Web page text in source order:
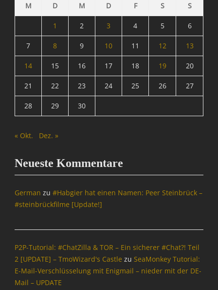
M
D M D F S S
1 2 3 4 5 6
7 8 9 10 11 12 13
14 15 16 17 18 19 20
21 22 23 24 25 26 27
28 29 30
« Okt. Dez. »
Neueste Kommentare
German zu #Habgier hat einen Namen: Peer Steinbrück –
#steinbrückfilme [Update!]
P2P-Tutorial: #ChatZilla & TOR – Ein sicherer #Chat?! Teil
2 [UPDATE] – TmoWizard's Castle zu SeaMonkey Tutorial:
E-Mail-Verschlüsselung mit Enigmail – nieder mit der DE-
Mail – UPDATE